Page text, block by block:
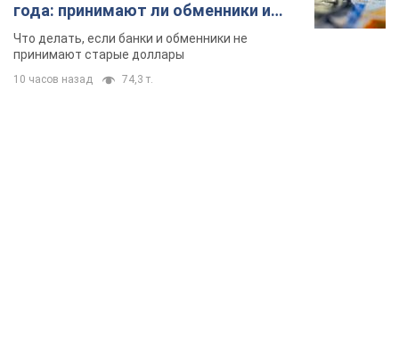
года: принимают ли обменники и
банки такие купюры
Что делать, если банки и обменники не
принимают старые доллары
10 часов назад 74,3 т.